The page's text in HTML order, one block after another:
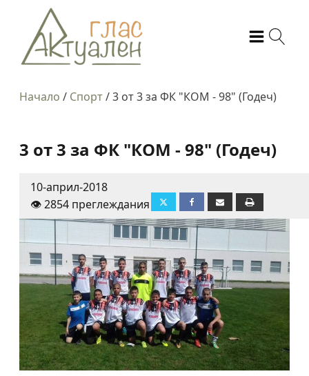
Начало / Спорт/3 от 3 за ФК "КОМ - 98" (Годеч)
3 от 3 за ФК "КОМ - 98" (Годеч)
10-април-2018
👁️ 2854 преглеждания